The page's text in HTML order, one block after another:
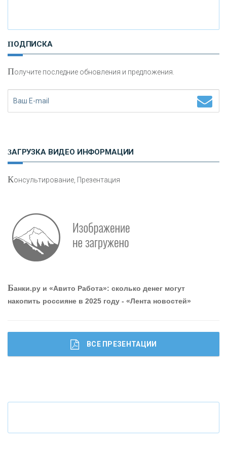
Работа мечты. Что банки делают для того, чтобы
привлечь и удержать персонал - «Интервью»
И
сохранения и увеличения капитала
Что будет с наличными деньгами при цифровом
ПОДПИСКА
Получите последние обновления и предложения.
ЗАГРУЗКА ВИДЕО ИНФОРМАЦИИ
Консультирование, Презентация
Банки.ру и «Авито Работа»: сколько денег могут
накопить россияне в 2025 году - «Лента новостей»
ВСЕ ПРЕЗЕНТАЦИИ